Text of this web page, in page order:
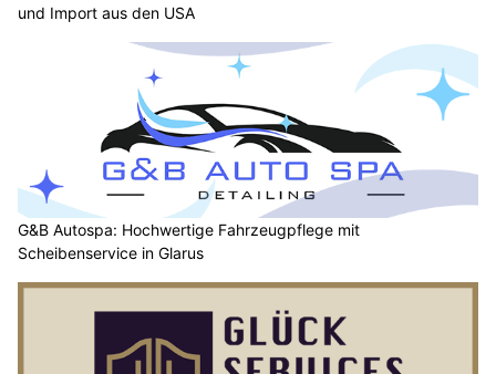
und Import aus den USA
G&B Autospa: Hochwertige Fahrzeugpflege mit
Scheibenservice in Glarus